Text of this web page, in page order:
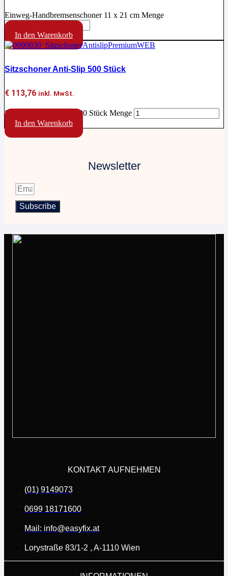
Einweg-Handbremsenschoner 11 x 21 cm Menge
In den Warenkorb
Sitzschoner Anti-Slip 500 Stück
€ 113,76 inkl. MwSt.
Sitzschoner Anti-Slip 500 Stück Menge
In den Warenkorb
Newsletter
Subscribe
KONTAKT AUFNEHMEN
(01) 9149073
0699 18171600
Mail: info@easyfix.at
Lorystraße 83/1-2 , A-1110 Wien